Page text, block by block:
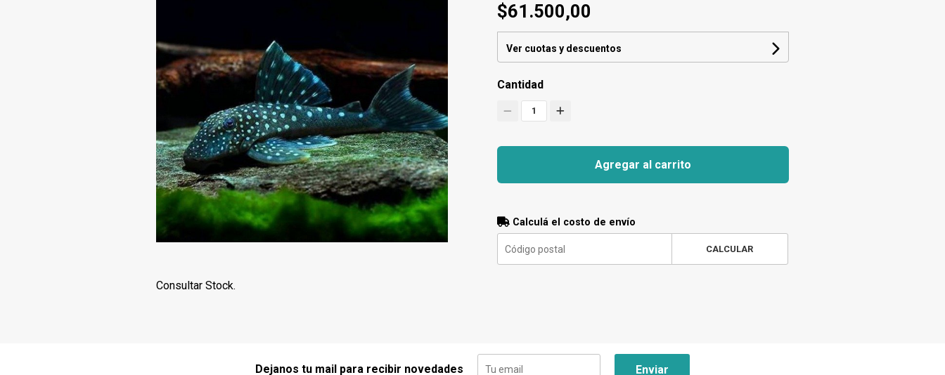
Consultar Stock.
$61.500,00
Ver cuotas y descuentos
Cantidad
1
Agregar al carrito
Calculá el costo de envío
CALCULAR
Dejanos tu mail para recibir novedades Enviar